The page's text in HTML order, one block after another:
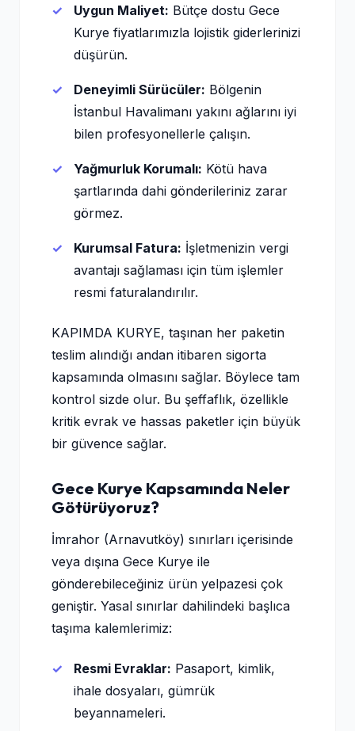
Uygun Maliyet: Bütçe dostu Gece
Kurye fiyatlarımızla lojistik giderlerinizi
düşürün.
Deneyimli Sürücüler: Bölgenin
İstanbul Havalimanı yakını ağlarını iyi
bilen profesyonellerle çalışın.
Yağmurluk Korumalı: Kötü hava
şartlarında dahi gönderileriniz zarar
görmez.
Kurumsal Fatura: İşletmenizin vergi
avantajı sağlaması için tüm işlemler
resmi faturalandırılır.
KAPIMDA KURYE, taşınan her paketin
teslim alındığı andan itibaren sigorta
kapsamında olmasını sağlar. Böylece tam
kontrol sizde olur. Bu şeffaflık, özellikle
kritik evrak ve hassas paketler için büyük
bir güvence sağlar.
Gece Kurye Kapsamında Neler
Götürüyoruz?
İmrahor (Arnavutköy) sınırları içerisinde
veya dışına Gece Kurye ile
gönderebileceğiniz ürün yelpazesi çok
geniştir. Yasal sınırlar dahilindeki başlıca
taşıma kalemlerimiz:
Resmi Evraklar: Pasaport, kimlik,
ihale dosyaları, gümrük
beyannameleri.